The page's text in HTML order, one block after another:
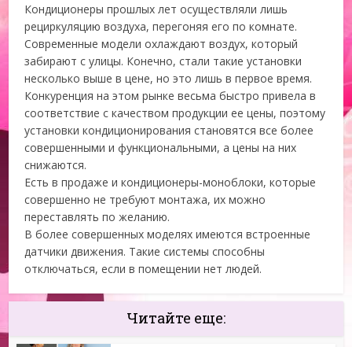
Кондиционеры прошлых лет осуществляли лишь
рециркуляцию воздуха, перегоняя его по комнате.
Современные модели охлаждают воздух, который
забирают с улицы. Конечно, стали такие установки
несколько выше в цене, но это лишь в первое время.
Конкуренция на этом рынке весьма быстро привела в
соответствие с качеством продукции ее цены, поэтому
установки кондиционирования становятся все более
совершенными и функциональными, а цены на них
снижаются.
Есть в продаже и кондиционеры-моноблоки, которые
совершенно не требуют монтажа, их можно
переставлять по желанию.
В более совершенных моделях имеются встроенные
датчики движения. Такие системы способны
отключаться, если в помещении нет людей.
Читайте еще: